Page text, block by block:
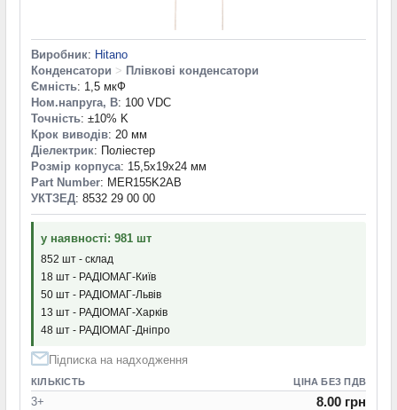
Виробник: Hitano
Конденсатори > Плівкові конденсатори
Ємність: 1,5 мкФ
Ном.напруга, В: 100 VDC
Точність: ±10% K
Крок виводів: 20 мм
Діелектрик: Поліестер
Розмір корпуса: 15,5x19x24 мм
Part Number: MER155K2AB
УКТЗЕД: 8532 29 00 00
у наявності: 981 шт
852 шт - склад
18 шт - РАДІОМАГ-Київ
50 шт - РАДІОМАГ-Львів
13 шт - РАДІОМАГ-Харків
48 шт - РАДІОМАГ-Дніпро
Підписка на надходження
КІЛЬКІСТЬ ЦІНА БЕЗ ПДВ
3+ 8.00 грн